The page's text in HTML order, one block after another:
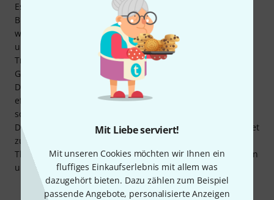
Mit Liebe serviert!
Mit unseren Cookies möchten wir Ihnen ein
fluffiges Einkaufserlebnis mit allem was
dazugehört bieten. Dazu zählen zum Beispiel
passende Angebote, personalisierte Anzeigen
Es eignet sich hervorragend, um verschiedenstes
Bühnenequipment wie Schäkel, Karabiner, C-Haken und
weiteres kleinteiliges Zubehör übersichtlich zu sortieren
und sicher zu fixieren. Dank der flexibel steckbaren
Trennwände lassen sich die Fächer an unterschiedliche
Größen und Formen der Ausrüstung anpassen. Das Thon
Dividing Wall Set 90H3 2/4 trägt auf diese Weise zu einer
effizienten Organisation bei, sodass benötigtes Material
sofort griffbereit ist. In Kombination mit einem optionalen
Deckel aus phenolharzbeschichtetem Multiplex wird das Set
zur maßgeschneiderten Lösung, um die Ausrüstung im
Thon 90 Multiflex Grid H3 sicher und geordnet zu verstauen
und zu transportieren.